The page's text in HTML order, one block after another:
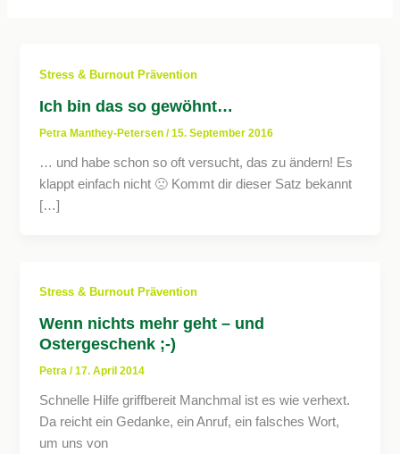
Stress & Burnout Prävention
Ich bin das so gewöhnt…
Petra Manthey-Petersen/15. September 2016
… und habe schon so oft versucht, das zu ändern! Es
klappt einfach nicht 🙁 Kommt dir dieser Satz bekannt
[…]
Stress & Burnout Prävention
Wenn nichts mehr geht – und
Ostergeschenk ;-)
Petra/17. April 2014
Schnelle Hilfe griffbereit Manchmal ist es wie verhext.
Da reicht ein Gedanke, ein Anruf, ein falsches Wort,
um uns von